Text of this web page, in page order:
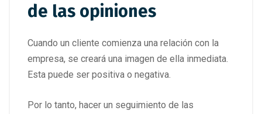
de las opiniones
Cuando un cliente comienza una relación con la
empresa, se creará una imagen de ella inmediata.
Esta puede ser positiva o negativa.
Por lo tanto, hacer un seguimiento de las